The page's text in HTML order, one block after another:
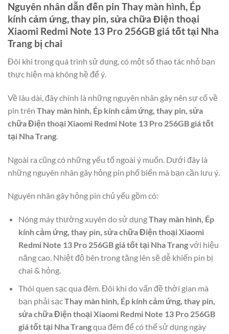
Nguyên nhân dẫn đến pin Thay màn hình, Ép
kính cảm ứng, thay pin, sửa chữa Điện thoại
Xiaomi Redmi Note 13 Pro 256GB giá tốt tại Nha
Trang bị chai
Đôi khi trong quá trình sử dụng, có một số thao tác nhỏ bạn
thực hiện mà không hề để ý.
Về lâu dài, đây chính là những nguyên nhân gây nên sự cố về
pin trên Thay màn hình, Ép kính cảm ứng, thay pin, sửa
chữa Điện thoại Xiaomi Redmi Note 13 Pro 256GB giá tốt
tại Nha Trang.
Ngoài ra cũng có những yếu tố ngoài ý muốn. Dưới đây là
những nguyên nhân gây hỏng pin phổ biến mà bạn cần lưu ý.
Nguyên nhân gây hỏng pin chủ yếu gồm có:
Nóng máy thường xuyên do sử dụngThay màn hình, Ép
kính cảm ứng, thay pin, sửa chữa Điện thoại Xiaomi
Redmi Note 13 Pro 256GB giá tốt tại Nha Trangvới hiệu
năng cao. Nhiệt độ bên trong tăng lên sẽ dễ khiến pin bị
chai & hỏng.
Thói quen sạc qua đêm. Đôi khi do vấn đề thời gian mà
bạn phải sạcThay màn hình, Ép kính cảm ứng, thay pin,
sửa chữa Điện thoại Xiaomi Redmi Note 13 Pro 256GB
giá tốt tại Nha Trangqua đêm để có thể sử dụng ngày